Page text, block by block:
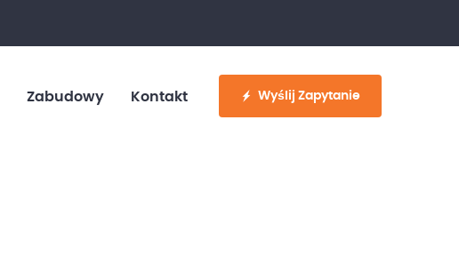
530 886 214
Zabudowy Kontakt Wyślij Zapytanie